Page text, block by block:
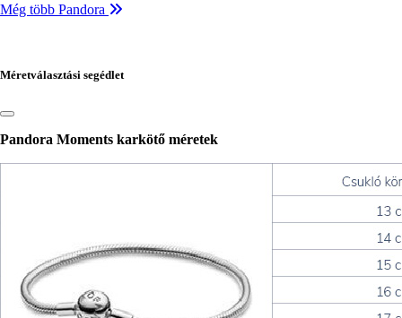
Még több Pandora
Méretválasztási segédlet
Pandora Moments karkötő méretek